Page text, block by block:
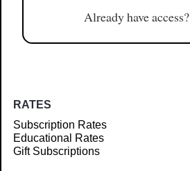
Already have access?
RATES
Subscription Rates
Educational Rates
Gift Subscriptions